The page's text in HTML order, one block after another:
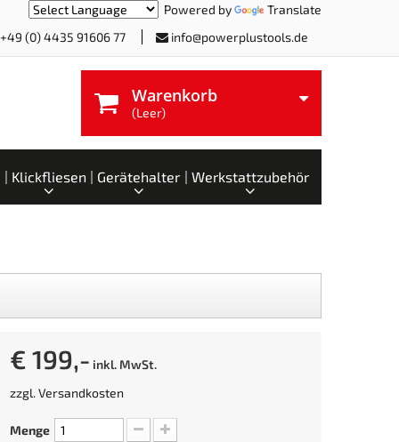
Powered by Translate
(0) 4435 91606 77 info@powerplustools.de
Warenkorb
(Leer)
Klickfliesen Gerätehalter Werkstattzubehör
€ 199,- inkl. MwSt.
zzgl.Versandkosten
Menge